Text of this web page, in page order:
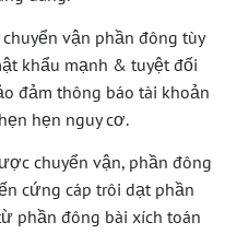
vận phần đông tùy
khẩu mạnh & tuyệt đối
đảm thông báo tài khoản
hẹn nguy cơ.
chuyển vận, phần đông
cứng cáp trôi dạt phần
phần đông bài xích toán